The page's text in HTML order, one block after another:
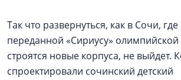
Так что развернуться, как в Сочи,
переданной «Сириусу» олимпийской
строятся новые корпуса, не выйдет.
спроектировали сочинский детский